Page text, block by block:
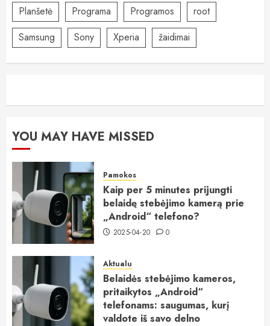
Planšetė
Programa Programos
root
Samsung
Sony Xperia žaidimai
YOU MAY HAVE MISSED
Pamokos
Kaip per 5 minutes prijungti
belaidę stebėjimo kamerą prie
„Android“ telefono?
2025-04-20 0
Aktualu
Belaidės stebėjimo kameros,
pritaikytos „Android“
telefonams: saugumas, kurį
valdote iš savo delno